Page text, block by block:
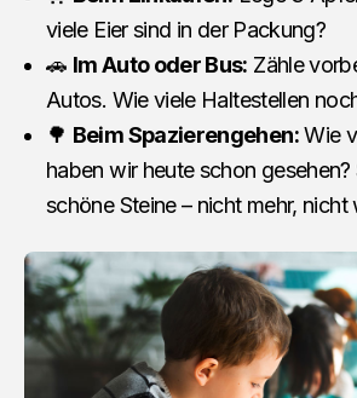
viele Eier sind in der Packung?
🚗 Im Auto oder Bus: Zähle
Autos. Wie viele Haltestellen
🌳 Beim Spazierengehen:Wie
haben wir heute schon gesehen?
schöne Steine – nicht mehr, nicht